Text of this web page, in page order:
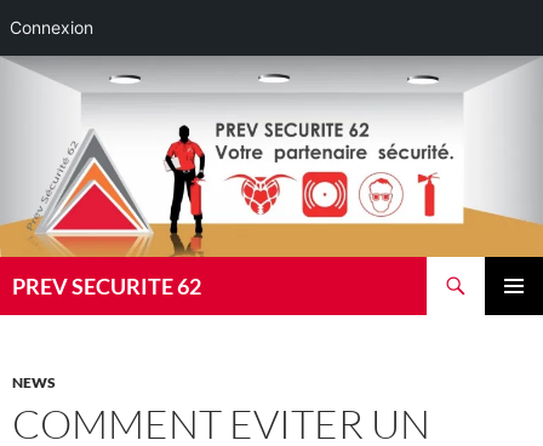
Connexion
Aller
PREV SECURITE 62
NEWS
COMMENT EVITER UN